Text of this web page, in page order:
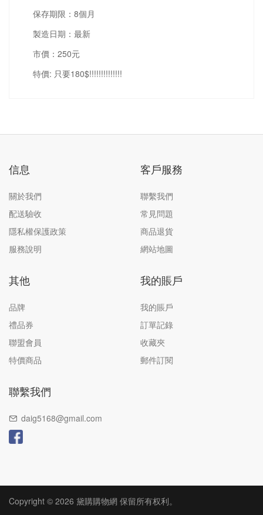
保存期限：8個月
製造日期：最新
市價：250元
特價: 只要180$!!!!!!!!!!!!!!
信息
關於我們
配送驗收
隱私權保護政策
服務說明
客戶服務
聯繫我們
常見問題
商品退貨
網站地圖
其他
品牌
禮品券
聯盟會員
特價商品
我的賬戶
我的賬戶
訂單記錄
收藏夾
郵件訂閱
聯繫我們
daig5168@gmail.com
Copyright © 2026 黛購購物網 保留所有权利。